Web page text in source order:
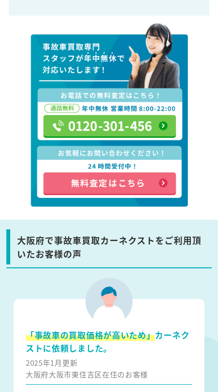
大阪府で事故車買取カーネクストをご利用頂
いたお客様の声
「事故車の買取価格が高いため」カーネク
ストに依頼しました。
2025年1月更新
大阪府大阪市東住吉区在住のお客様